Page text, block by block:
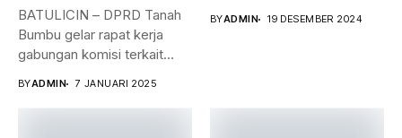
BATULICIN – DPRD Tanah
Bumbu gelar rapat kerja
gabungan komisi terkait
BYADMIN 7 JANUARI 2025
BYADMIN 19 DESEMBER 2024